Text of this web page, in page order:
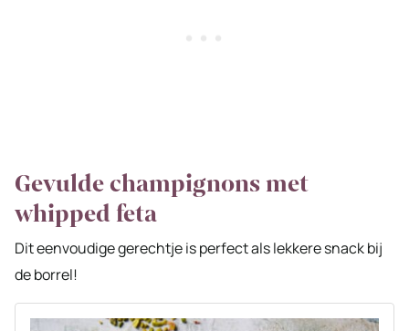
Gevulde champignons met
whipped feta
Dit eenvoudige gerechtje is perfect als lekkere snack bij
de borrel!